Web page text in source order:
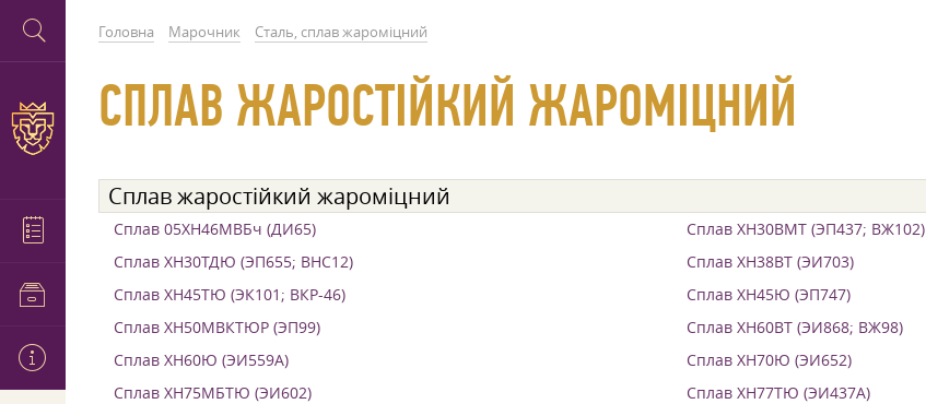
Головна Марочник Сталь, сплав жароміцний
СПЛАВ ЖАРОСТІЙКИЙ ЖАРОМІЦНИЙ
Сплав жаростійкий жароміцний
Сплав 05ХН46МВБч (ДИ65)
Сплав ХН30ВМТ (ЭП437; ВЖ102)
Сплав ХН30ТДЮ (ЭП655; ВНС12)
Сплав ХН38ВТ (ЭИ703)
Сплав ХН45ТЮ (ЭК101; ВКР-46)
Сплав ХН45Ю (ЭП747)
Сплав ХН50МВКТЮР (ЭП99)
Сплав ХН60ВТ (ЭИ868; ВЖ98)
Сплав ХН60Ю (ЭИ559А)
Сплав ХН70Ю (ЭИ652)
Сплав ХН75МБТЮ (ЭИ602)
Сплав ХН77ТЮ (ЭИ437А)